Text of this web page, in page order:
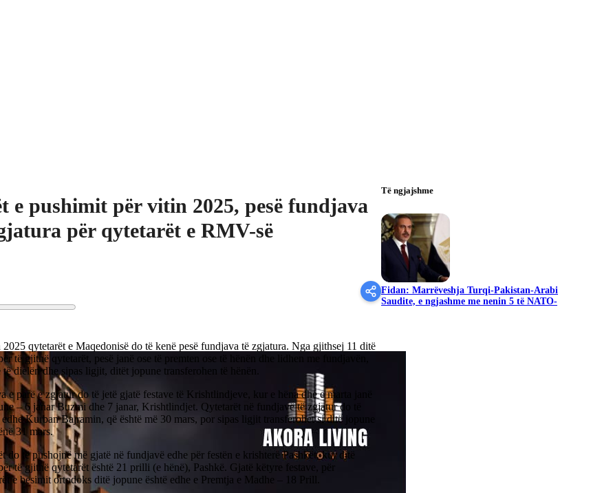
e pushimit për vitin 2025, pesë fundjava
për qytetarët e RMV-së
qytetarët e Maqedonisë do të kenë pesë fundjava të zgjatura. Nga gjithsej 11 ditë
të gjithë qytetarët, pesë janë ose të premten ose të hënën dhe lidhen me fundjavën,
të dielën dhe sipas ligjit, ditët jopune transferohen të hënën.
e parë e zgjatur do të jetë gjatë festave të Krishtlindjeve, kur e hëna dhe e marta janë
– 6 janar Buzmi dhe 7 janar, Krishtlindjet. Qytetarët në fundjavë të zgjatur do të
Kurban Bajramin, që është më 30 mars, por sipas ligjit transferohet si ditë jopune
31 mars.
do të pushojnë më gjatë në fundjavë edhe për festën e krishterë Pashkët, kur ditë
të gjithë qytetarët është 21 prilli (e hënë), Pashkë. Gjatë këtyre festave, për
e besimit ortodoks ditë jopune është edhe e Premtja e Madhe – 18 Prill.
Të ngjajshme
Fidan: Marrëveshja Turqi-Pakistan-Arabi
Saudite, e ngjashme me nenin 5 të NATO-